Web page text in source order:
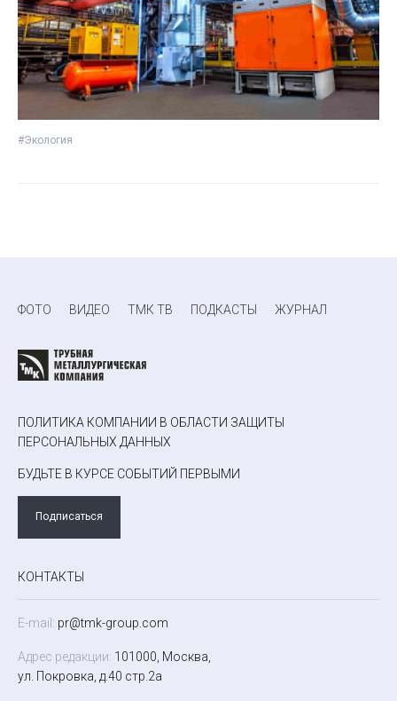
#Экология
ФОТО ВИДЕО ТМК ТВ ПОДКАСТЫ ЖУРНАЛ
ПОЛИТИКА КОМПАНИИ В ОБЛАСТИ ЗАЩИТЫ
ПЕРСОНАЛЬНЫХ ДАННЫХ
БУДЬТЕ В КУРСЕ СОБЫТИЙ ПЕРВЫМИ
Подписаться
КОНТАКТЫ
E-mail: pr@tmk-group.com
Адрес редакции: 101000, Москва,
ул. Покровка, д.40 стр.2а